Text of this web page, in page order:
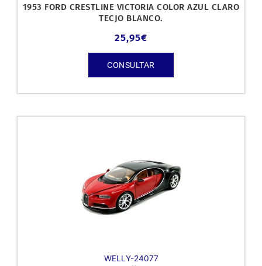
1953 FORD CRESTLINE VICTORIA COLOR AZUL CLARO
TECJO BLANCO.
25,95€
CONSULTAR
WELLY-24077